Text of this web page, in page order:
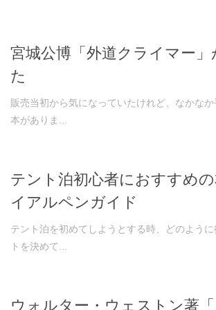
宮城公博「外道クライマー」
た
販売当初から気になっていたけれど、なかな
本がありま...
テント泊初心者におすすめ
イアルペンガイド
テント泊を初めてしようとする時、どのよう
トを決めて...
ウォルター・ウェストン著